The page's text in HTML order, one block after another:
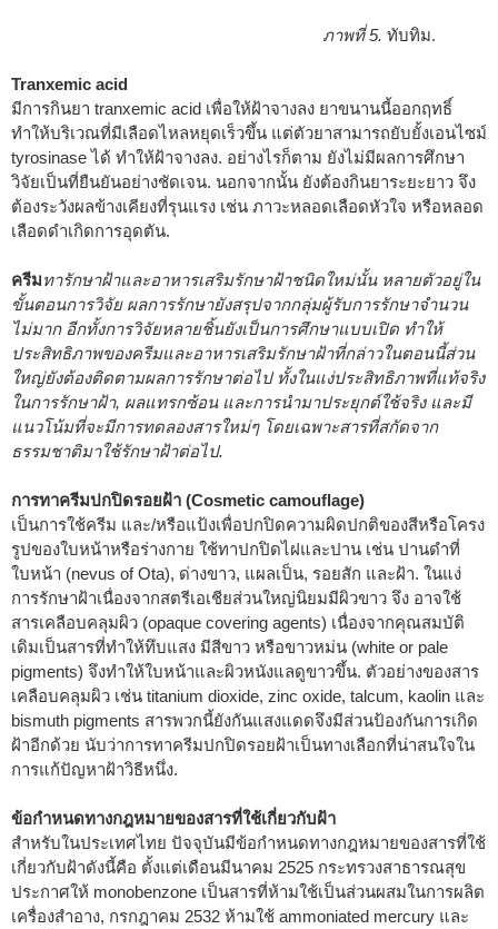
ภาพที่ 5. ทับทิม.
Tranxemic acid
มีการกินยา tranxemic acid เพื่อให้ฝ้าจางลง ยาขนานนี้ออกฤทธิ์
ทำให้บริเวณที่มีเลือดไหลหยุดเร็วขึ้น แต่ตัวยาสามารถยับยั้งเอนไซม์
tyrosinase ได้ ทำให้ฝ้าจางลง. อย่างไรก็ตาม ยังไม่มีผลการศึกษา
วิจัยเป็นที่ยืนยันอย่างชัดเจน. นอกจากนั้น ยังต้องกินยาระยะยาว จึง
ต้องระวังผลข้างเคียงที่รุนแรง เช่น ภาวะหลอดเลือดหัวใจ หรือหลอด
เลือดดำเกิดการอุดตัน.
ครีมทารักษาฝ้าและอาหารเสริมรักษาฝ้าชนิดใหม่นั้น หลายตัวอยู่ใน
ขั้นตอนการวิจัย ผลการรักษายังสรุปจากกลุ่มผู้รับการรักษาจำนวน
ไม่มาก อีกทั้งการวิจัยหลายชิ้นยังเป็นการศึกษาแบบเปิด ทำให้
ประสิทธิภาพของครีมและอาหารเสริมรักษาฝ้าที่กล่าวในตอนนี้ส่วน
ใหญ่ยังต้องติดตามผลการรักษาต่อไป ทั้งในแง่ประสิทธิภาพที่แท้จริง
ในการรักษาฝ้า, ผลแทรกซ้อน และการนำมาประยุกต์ใช้จริง และมี
แนวโน้มที่จะมีการทดลองสารใหม่ๆ โดยเฉพาะสารที่สกัดจาก
ธรรมชาติมาใช้รักษาฝ้าต่อไป.
การทาครีมปกปิดรอยฝ้า (Cosmetic camouflage)
เป็นการใช้ครีม และ/หรือแป้งเพื่อปกปิดความผิดปกติของสีหรือโครง
รูปของใบหน้าหรือร่างกาย ใช้ทาปกปิดไฝและปาน เช่น ปานดำที่
ใบหน้า (nevus of Ota), ด่างขาว, แผลเป็น, รอยสัก และฝ้า. ในแง่
การรักษาฝ้าเนื่องจากสตรีเอเชียส่วนใหญ่นิยมมีผิวขาว จึง อาจใช้
สารเคลือบคลุมผิว (opaque covering agents) เนื่องจากคุณสมบัติ
เดิมเป็นสารที่ทำให้ทึบแสง มีสีขาว หรือขาวหม่น (white or pale
pigments) จึงทำให้ใบหน้าและผิวหนังแลดูขาวขึ้น. ตัวอย่างของสาร
เคลือบคลุมผิว เช่น titanium dioxide, zinc oxide, talcum, kaolin และ
bismuth pigments สารพวกนี้ยังกันแสงแดดจึงมีส่วนป้องกันการเกิด
ฝ้าอีกด้วย นับว่าการทาครีมปกปิดรอยฝ้าเป็นทางเลือกที่น่าสนใจใน
การแก้ปัญหาฝ้าวิธีหนึ่ง.
ข้อกำหนดทางกฎหมายของสารที่ใช้เกี่ยวกับฝ้า
สำหรับในประเทศไทย ปัจจุบันมีข้อกำหนดทางกฎหมายของสารที่ใช้
เกี่ยวกับฝ้าดังนี้คือ ตั้งแต่เดือนมีนาคม 2525 กระทรวงสาธารณสุข
ประกาศให้ monobenzone เป็นสารที่ห้ามใช้เป็นส่วนผสมในการผลิต
เครื่องสำอาง, กรกฎาคม 2532 ห้ามใช้ ammoniated mercury และ